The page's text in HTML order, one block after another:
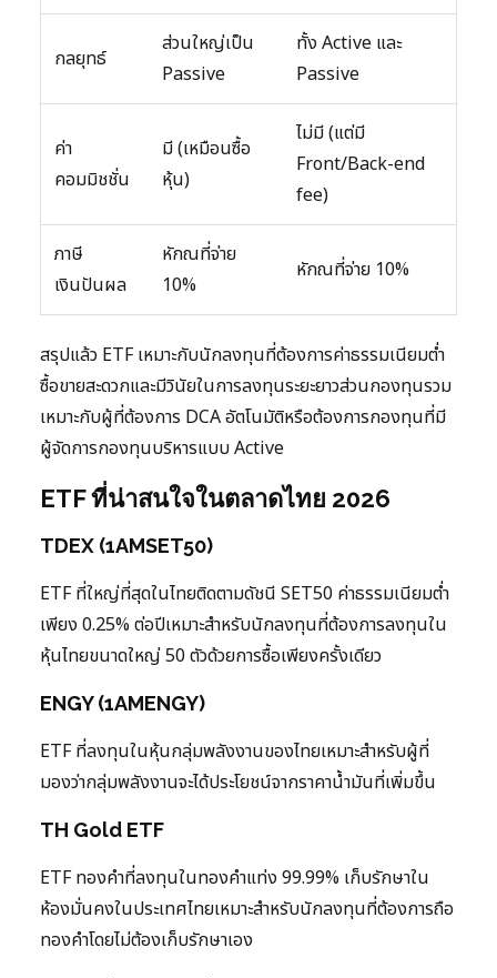
กลยุทธ์
ส่วนใหญ่เป็น
Passive
ทั้ง Active และ
Passive
ค่า
คอมมิชชั่น
มี (เหมือนซื้อ
หุ้น)
ไม่มี (แต่มี
Front/Back-end
fee)
ภาษี
เงินปันผล
หักณที่จ่าย
10%
หักณที่จ่าย 10%
สรุปแล้ว ETF เหมาะกับนักลงทุนที่ต้องการค่าธรรมเนียมต่ำ
ซื้อขายสะดวกและมีวินัยในการลงทุนระยะยาวส่วนกองทุนรวม
เหมาะกับผู้ที่ต้องการ DCA อัตโนมัติหรือต้องการกองทุนที่มี
ผู้จัดการกองทุนบริหารแบบ Active
ETF ที่น่าสนใจในตลาดไทย 2026
TDEX (1AMSET50)
ETF ที่ใหญ่ที่สุดในไทยติดตามดัชนี SET50 ค่าธรรมเนียมต่ำ
เพียง 0.25% ต่อปีเหมาะสำหรับนักลงทุนที่ต้องการลงทุนใน
หุ้นไทยขนาดใหญ่ 50 ตัวด้วยการซื้อเพียงครั้งเดียว
ENGY (1AMENGY)
ETF ที่ลงทุนในหุ้นกลุ่มพลังงานของไทยเหมาะสำหรับผู้ที่
มองว่ากลุ่มพลังงานจะได้ประโยชน์จากราคาน้ำมันที่เพิ่มขึ้น
TH Gold ETF
ETF ทองคำที่ลงทุนในทองคำแท่ง 99.99% เก็บรักษาใน
ห้องมั่นคงในประเทศไทยเหมาะสำหรับนักลงทุนที่ต้องการถือ
ทองคำโดยไม่ต้องเก็บรักษาเอง